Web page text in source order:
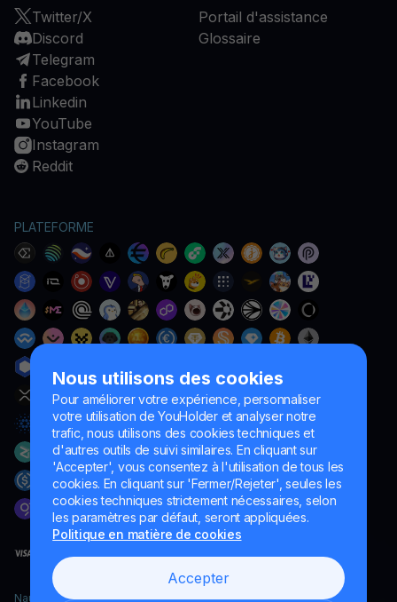
Nous utilisons des cookies
Pour améliorer votre expérience, personnaliser
votre utilisation de YouHolder et analyser notre
trafic, nous utilisons des cookies techniques et
d'autres outils de suivi similaires. En cliquant sur
'Accepter', vous consentez à l'utilisation de tous les
cookies. En cliquant sur 'Fermer/Rejeter', seules les
cookies techniques strictement nécessaires, selon
les paramètres par défaut, seront appliquées.
Politique en matière de cookies
Accepter
Twitter/X
Discord
Telegram
Facebook
Linkedin
YouTube
Instagram
Reddit
Portail d'assistance
Glossaire
PLATEFORME
Naumard LTD. – uniquement à des fins de développement